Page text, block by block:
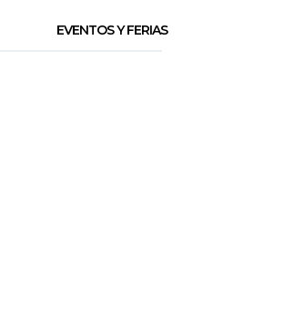
EVENTOS Y FERIAS